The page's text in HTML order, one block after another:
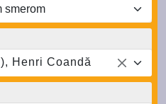
Henri Coandă